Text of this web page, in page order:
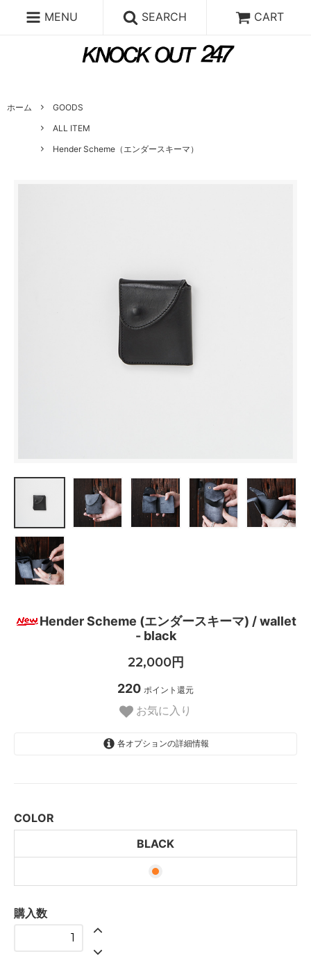
MENU SEARCH CART
ホーム
GOODS
ALL ITEM
Hender Scheme（エンダースキーマ）
Hender Scheme (エンダースキーマ) / wallet
- black
22,000円
220 ポイント還元
お気に入り
各オプションの詳細情報
COLOR
BLACK
購入数